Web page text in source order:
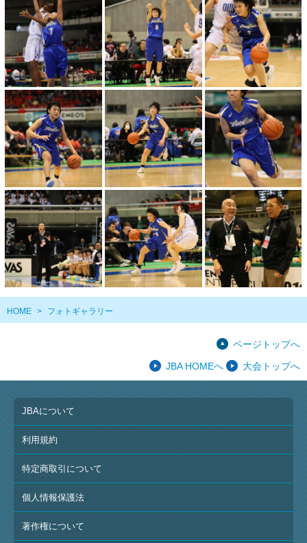
HOME > フォトギャラリー
ページトップへ
JBA HOMEへ
大会トップへ
JBAについて
利用規約
特定商取引について
個人情報保護法
著作権について